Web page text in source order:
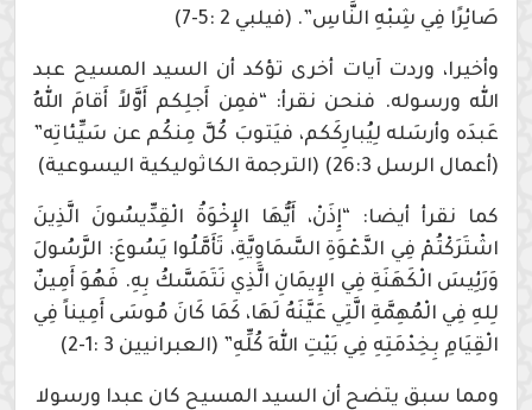
صَائِرًا فِي شِبْهِ النَّاسِ”. (فيلبي 2 :5-7)
وأخيرا، وردت آيات أخرى تؤكد أن السيد المسيح عبد
الله ورسوله. فنحن نقرأ: “فمِن أَجلِكم أَوَّلاً أَقامَ اللهُ
عَبدَه وأرسَله لِيُبارِكَكم، فيَتوبَ كُلَّ مِنكُم عن سَيِّئاتِه”
(أعمال الرسل 26:3) (الترجمة الكاثوليكية اليسوعية)
كما نقرأ أيضا: “إِذَنْ، أَيُّهَا الإِخْوَةُ الْقِدِّيسُونَ الَّذِينَ
اشْتَرَكْتُمْ فِي الدَّعْوَةِ السَّمَاوِيَّةِ، تَأَمَّلُوا يَسُوعَ: الرَّسُولَ
وَرَئِيسَ الْكَهَنَةِ فِي الإِيمَانِ الَّذِي نَتَمَسَّكُ بِهِ. فَهُوَ أَمِينٌ
لِلهِ فِي الْمُهِمَّةِ الَّتِي عَيَّنَهُ لَهَا، كَمَا كَانَ مُوسَى أَمِيناً فِي
الْقِيَامِ بِخِدْمَتِهِ فِي بَيْتِ اللهِ كُلِّهِ” (العبرانيين 3 :1-2)
ومما سبق يتضح أن السيد المسيح كان عبدا ورسولا